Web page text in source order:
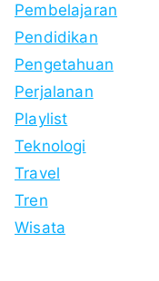
Pembelajaran
Pendidikan
Pengetahuan
Perjalanan
Playlist
Teknologi
Travel
Tren
Wisata